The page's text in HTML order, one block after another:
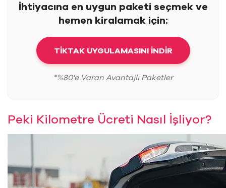
İhtiyacına en uygun paketi seçmek ve
hemen kiralamak için:
TİKTAK UYGULAMASINI İNDİR
*%80'e Varan Avantajlı Paketler
Peki Kilometre Ücreti Nasıl İşliyor?